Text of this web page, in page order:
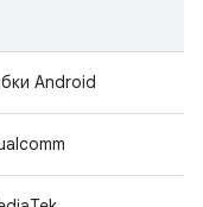
Android